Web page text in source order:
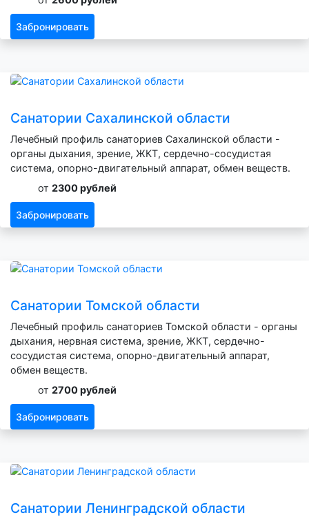
Забронировать
Санатории Сахалинской области
Лечебный профиль санаториев Сахалинской области -
органы дыхания, зрение, ЖКТ, сердечно-сосудистая
система, опорно-двигательный аппарат, обмен веществ.
от 2300 рублей
Забронировать
Санатории Томской области
Лечебный профиль санаториев Томской области - органы
дыхания, нервная система, зрение, ЖКТ, сердечно-
сосудистая система, опорно-двигательный аппарат,
обмен веществ.
от 2700 рублей
Забронировать
Санатории Ленинградской области